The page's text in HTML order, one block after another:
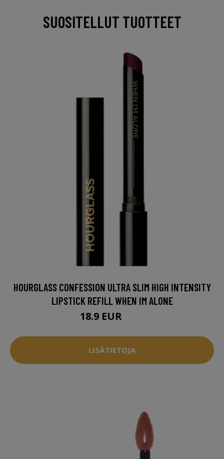
SUOSITELLUT TUOTTEET
HOURGLASS CONFESSION ULTRA SLIM HIGH INTENSITY
LIPSTICK REFILL WHEN IM ALONE
18.9 EUR
LISÄTIETOJA